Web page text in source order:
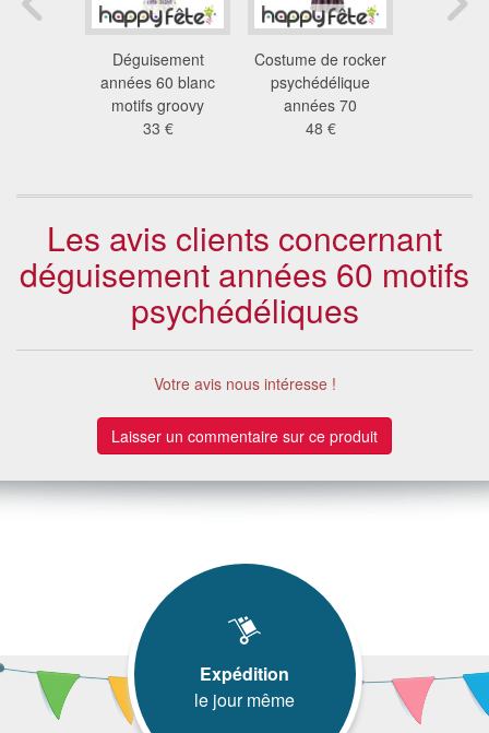
Déguisement
années 60 blanc
motifs groovy
33 €
Costume de rocker
psychédélique
années 70
48 €
Les avis clients concernant
déguisement années 60 motifs
psychédéliques
Votre avis nous intéresse !
Laisser un commentaire sur ce produit
Expédition
le jour même